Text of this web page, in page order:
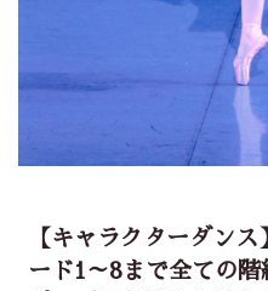
【キャラクターダン
ード1～8まで全ての